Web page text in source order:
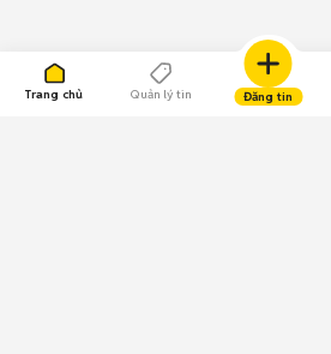
Trang chủ Quản lý tin Đăng tin